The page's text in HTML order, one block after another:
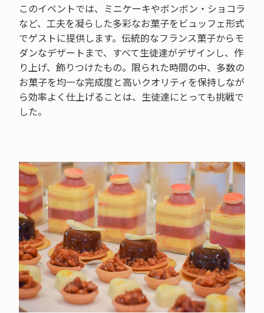
このイベントでは、ミニケーキやボンボン・ショコラ
など、工夫を凝らした多彩なお菓子をビュッフェ形式
でゲストに提供します。伝統的なフランス菓子からモ
ダンなデザートまで、すべて生徒達がデザインし、作
り上げ、飾りつけたもの。限られた時間の中、多数の
お菓子を均一な完成度と高いクオリティを保持しなが
ら効率よく仕上げることは、生徒達にとっても挑戦で
した。